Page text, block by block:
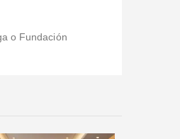
o Fundación